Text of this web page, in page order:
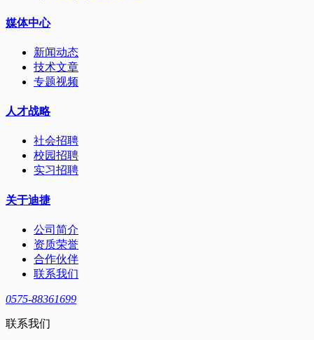
媒体中心
新闻动态
技术文章
专题视频
人才战略
社会招聘
校园招聘
实习招聘
关于迪捷
公司简介
资质荣誉
合作伙伴
联系我们
0575-88361699
联系我们